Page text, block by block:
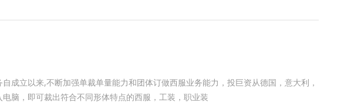
成立以来,不断加强单裁单量能力和团体订做西服业务能力，投巨资从德国，意大利，
脑，即可裁出符合不同形体特点的西服，工装，职业装